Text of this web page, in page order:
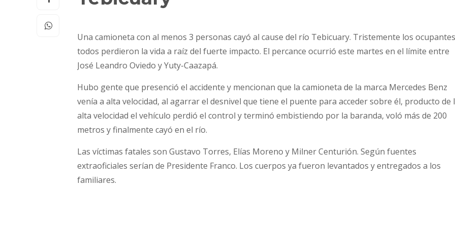
Una camioneta con al menos 3 personas cayó al cause del río Tebicuary. Tristemente los ocupantes
todos perdieron la vida a raíz del fuerte impacto. El percance ocurrió este martes en el límite entre
José Leandro Oviedo y Yuty-Caazapá.
Hubo gente que presenció el accidente y mencionan que la camioneta de la marca Mercedes Benz
venía a alta velocidad, al agarrar el desnivel que tiene el puente para acceder sobre él, producto de
alta velocidad el vehículo perdió el control y terminó embistiendo por la baranda, voló más de 200
metros y finalmente cayó en el río.
Las víctimas fatales son Gustavo Torres, Elías Moreno y Milner Centurión. Según fuentes
extraoficiales serían de Presidente Franco. Los cuerpos ya fueron levantados y entregados a los
familiares.